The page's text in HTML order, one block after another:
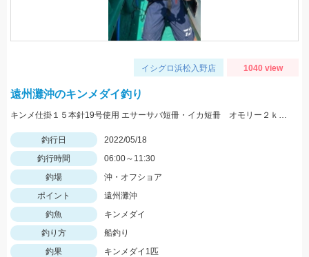
イシグロ浜松入野店 1040 view
遠州灘沖のキンメダイ釣り
キンメ仕掛１５本針19号使用 エサーサバ短冊・イカ短冊 オモリー２ｋｇ使用
釣行日
2022/05/18
釣行時間
06:00～11:30
釣場
沖・オフショア
ポイント
遠州灘沖
釣魚
キンメダイ
釣り方
船釣り
釣果
キンメダイ1匹